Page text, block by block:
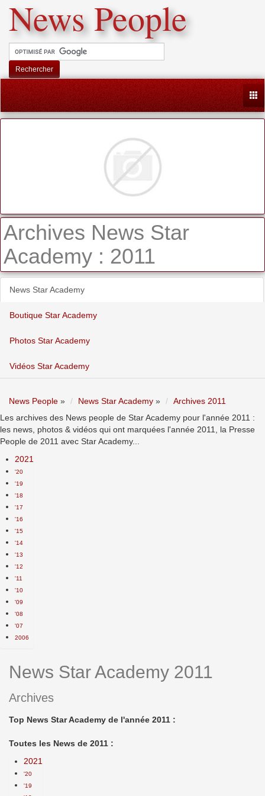
News People
Rechercher
Archives News Star
Academy : 2011
News Star Academy
Boutique Star Academy
Photos Star Academy
Vidéos Star Academy
News People » News Star Academy »
Archives 2011
Les archives des News people de Star Academy pour l'année 2011 :
les news, photos & vidéos qui ont marquées l'année 2011, la Presse
People de 2011 avec Star Academy...
2021
'20
'19
'18
'17
'16
'15
'14
'13
'12
'11
'10
'09
'08
'07
2006
News Star Academy 2011
Archives
Top News Star Academy de l'année 2011 :
Toutes les News de 2011 :
2021
'20
'19